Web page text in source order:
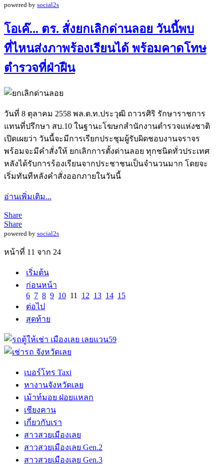
powered by social2s
โอเค๊... ตร. สั่งยกเลิกด่านลอย วันนี้พบ
ที่ไหนส่งภาพร้องเรียนได้ พร้อมคาดโทษ
ตำรวจที่ฝ่าฝืน
วันที่ 8 ตุลาคม 2558 พล.ต.ท.ประวุฒิ ถาวรศิริ รักษาราชการ
แทนที่ปรึกษา สบ.10 ในฐานะโฆษกสำนักงานตำรวจแห่งชาติ
เปิดเผยว่า วันนี้จะมีการเรียกประชุมผู้รับผิดชอบงานจราจร
พร้อมจะมีคำสั่งให้ ยกเลิกการตั้งด่านลอย ทุกชนิดทั่วประเทศ
หลังได้รับการร้องเรียนจากประชาชนเป็นจำนวนมาก โดยจะ
เริ่มทันทีหลังคำสั่งออกภายในวันนี้
อ่านเพิ่มเติม...
Share
Share
powered by social2s
หน้าที่ 11 จาก 24
เริ่มต้น
ก่อนหน้า
6 7 8 9 10 11 12 13 14 15
ต่อไป
สุดท้าย
เบอร์โทร Taxi
หางานจังหวัดเลย
เม้าท์มอย ฝอยแหลก
เชียงคาน
เกี่ยวกับเรา
สาวสวยเมืองเลย
สาวสวยเมืองเลย Gen.2
สาวสวยเมืองเลย Gen.3